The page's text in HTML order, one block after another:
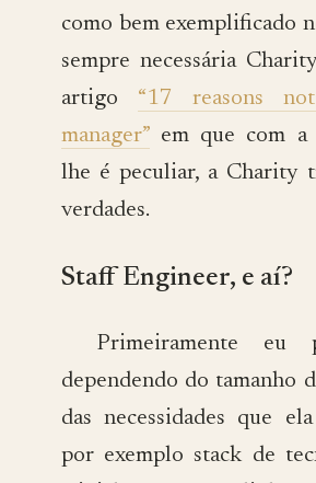
como bem exemplificado
sempre necessária
artigo “17 reasons
manager” em que com a
lhe é peculiar, a Charity
verdades.
Staff Engineer, e aí?
Primeiramente eu
dependendo do tamanho
das necessidades que
por exemplo stack de